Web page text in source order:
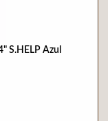
S.HELP Azul